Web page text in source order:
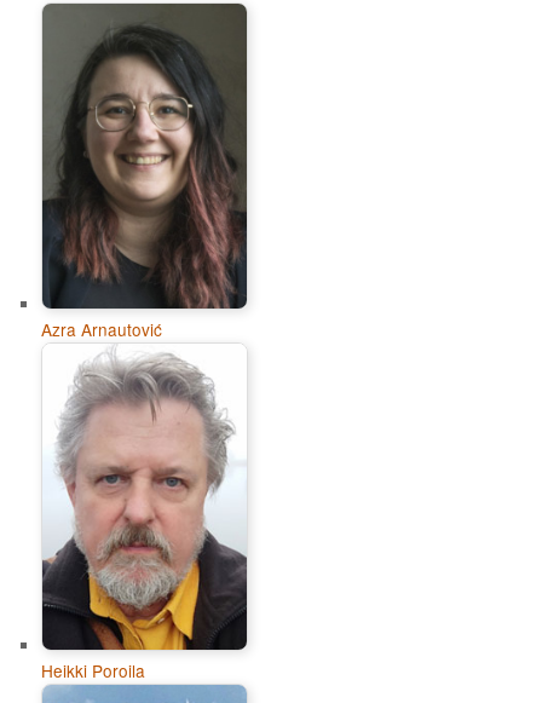
Azra Arnautović
Heikki Poroila